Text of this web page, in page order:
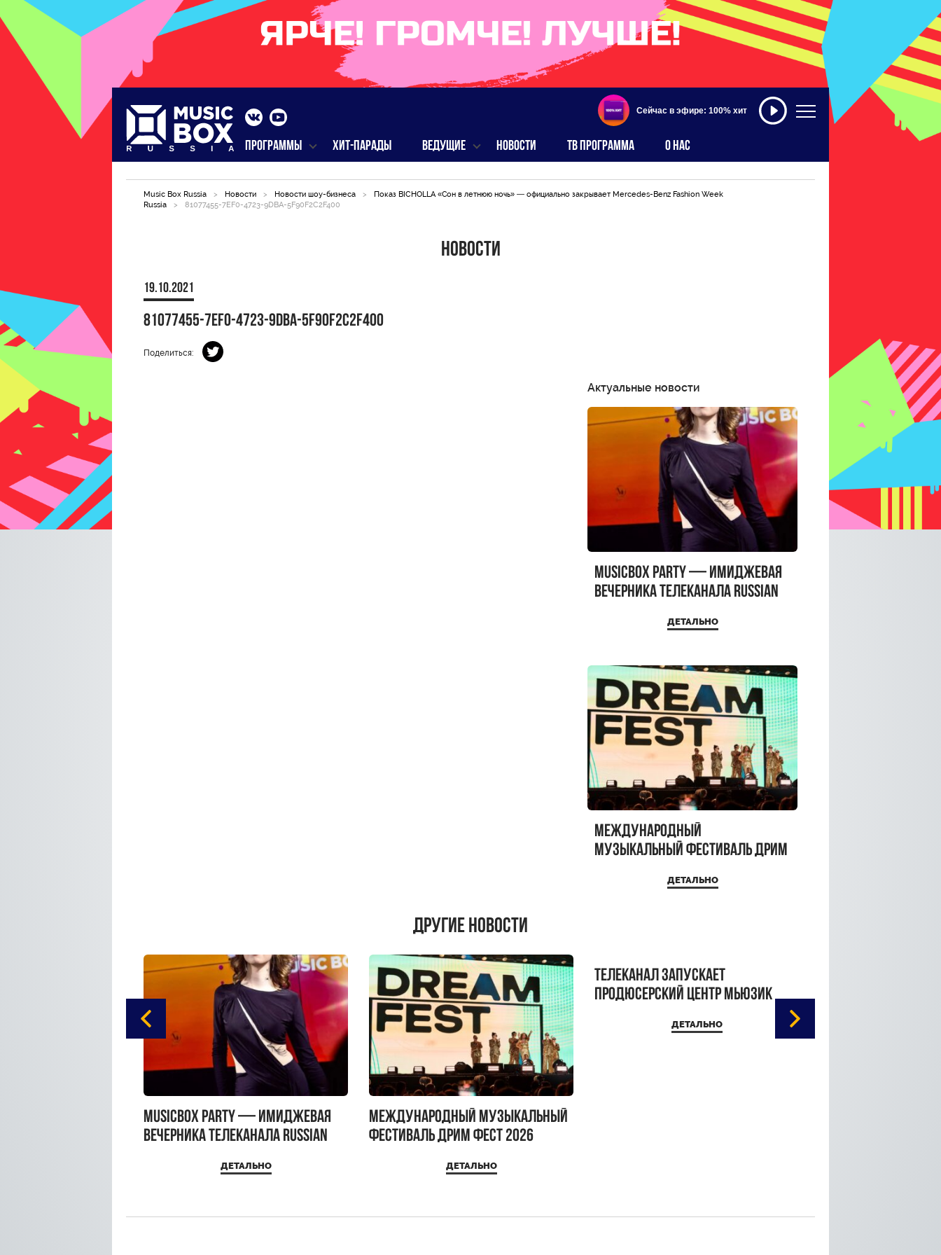
Сейчас в эфире: 100% хит
ПРОГРАММЫ ХИТ-ПАРАДЫ ВЕДУЩИЕ НОВОСТИ ТВ ПРОГРАММА О НАС
Music Box Russia > Новости > Новости шоу-бизнеса >
Показ BICHOLLA «Сон в летнюю ночь» — официально закрывает Mercedes-Benz Fashion Week
Russia
> 81077455-7EF0-4723-9DBA-5F90F2C2F400
Новости
19.10.2021
81077455-7EF0-4723-9DBA-5F90F2C2F400
Поделиться:
Актуальные новости
MUSICBOX PARTY — имиджевая
вечерника телеканала RUSSIAN
ДЕТАЛЬНО
Международный
музыкальный фестиваль ДРИМ
ДЕТАЛЬНО
Другие новости
MUSICBOX PARTY — имиджевая
вечерника телеканала RUSSIAN
ДЕТАЛЬНО
Международный музыкальный
фестиваль ДРИМ ФЕСТ 2026
ДЕТАЛЬНО
Телеканал запускает
продюсерский центр Мьюзик
ДЕТАЛЬНО